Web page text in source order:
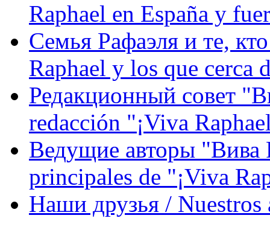
Raphael en España y
Семья Рафаэля и те,
Raphael y los que cerca
Редакционный совет
redacción "¡Viva
Ведущие авторы "Вива
principales de "¡Viva
Наши друзья / Nuestros